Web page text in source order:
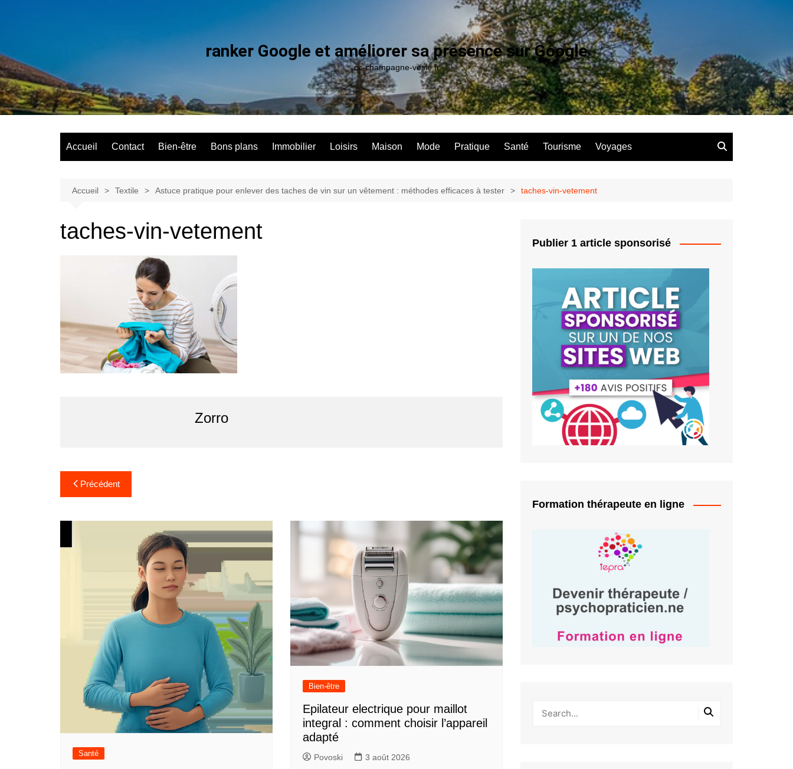
ranker Google et améliorer sa présence sur Google
cc-champagne-vesle.fr
Accueil Contact Bien-être Bons plans Immobilier Loisirs Maison Mode Pratique Santé Tourisme Voyages
Accueil Textile Astuce pratique pour enlever des taches de vin sur un vêtement : méthodes efficaces à tester taches-vin-vetement
taches-vin-vetement
Zorro
Navigation
de
l’article
Précédent
Santé
Bien-être
Epilateur electrique pour maillot
integral : comment choisir l’appareil
adapté
Povoski 3 août 2026
Publier 1 article sponsorisé
Formation thérapeute en ligne